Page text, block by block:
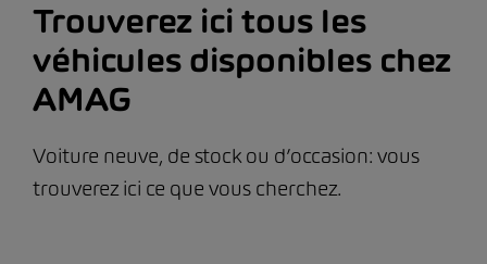
Trouverez ici tous les
véhicules disponibles chez
AMAG
Voiture neuve, de stock ou d’occasion: vous
trouverez ici ce que vous cherchez.